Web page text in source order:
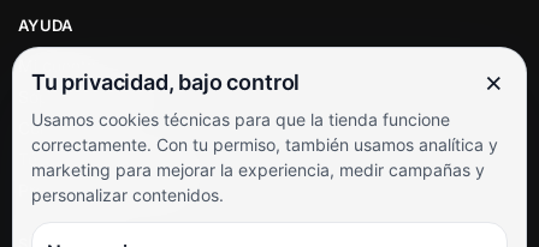
AYUDA
Soporte al cliente
Contacto
Términos y condiciones
Preguntas frecuentes
SÍGUENOS
Tu privacidad, bajo control ×
Usamos cookies técnicas para que la tienda funcione
correctamente. Con tu permiso, también usamos analítica y
marketing para mejorar la experiencia, medir campañas y
personalizar contenidos.